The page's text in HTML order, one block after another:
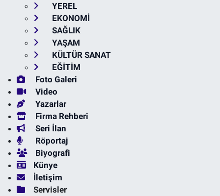
YEREL
EKONOMİ
SAĞLIK
YAŞAM
KÜLTÜR SANAT
EĞİTİM
Foto Galeri
Video
Yazarlar
Firma Rehberi
Seri İlan
Röportaj
Biyografi
Künye
İletişim
Servisler